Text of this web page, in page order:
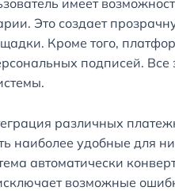
имеет
Это создает
Кроме того,
подписей.
различных
наиболее удобные для
автоматически
возможные